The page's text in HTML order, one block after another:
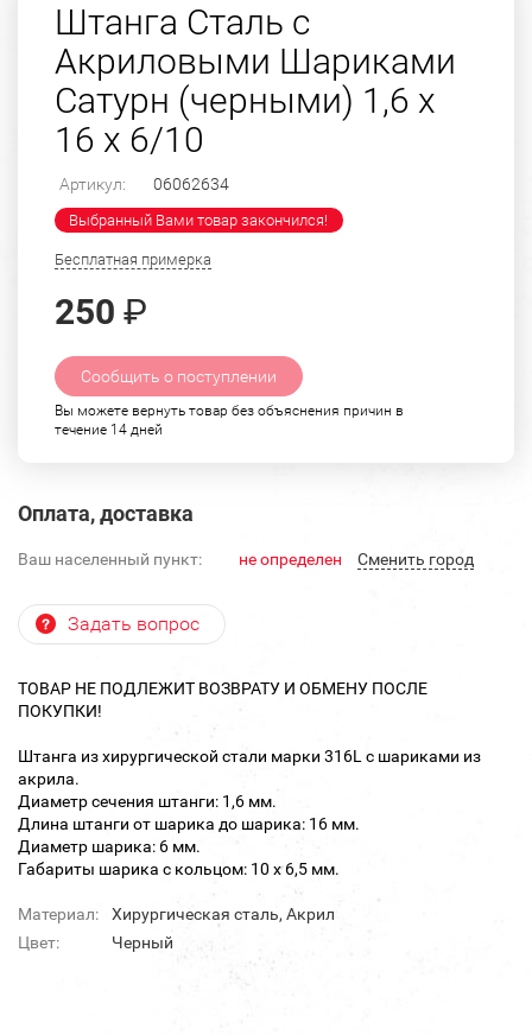
Штанга Сталь с
Акриловыми Шариками
Сатурн (черными) 1,6 х
16 х 6/10
Артикул: 06062634
Выбранный Вами товар закончился!
Бесплатная примерка
250 ₽
Сообщить о поступлении
Вы можете вернуть товар без объяснения причин в
течение 14 дней
Оплата, доставка
Ваш населенный пункт: не определен Cменить город
Задать вопрос
ТОВАР НЕ ПОДЛЕЖИТ ВОЗВРАТУ И ОБМЕНУ ПОСЛЕ
ПОКУПКИ!
Штанга из хирургической стали марки 316L с шариками из
акрила.
Диаметр сечения штанги: 1,6 мм.
Длина штанги от шарика до шарика: 16 мм.
Диаметр шарика: 6 мм.
Габариты шарика с кольцом: 10 х 6,5 мм.
Материал:
Хирургическая сталь, Акрил
Цвет:
Черный